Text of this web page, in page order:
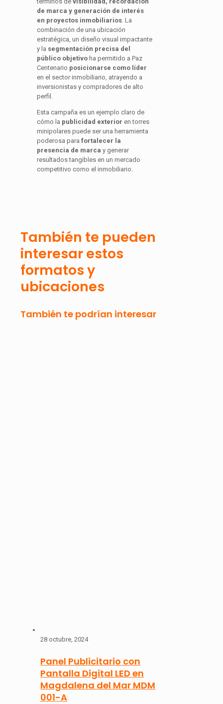
de marca y generación de interés
en proyectos inmobiliarios . La
combinación de una ubicación
estratégica, un diseño visual impactante
y la segmentación precisa del
público objetivo ha permitido a Paz
Centenario posicionarse como líder
en el sector inmobiliario, atrayendo a
inversionistas y compradores de alto
perfil.
Esta campaña es un ejemplo claro de
cómo la publicidad exterior en torres
minipolares puede ser una herramienta
poderosa para fortalecer la
presencia de marca y generar
resultados tangibles en un mercado
competitivo como el inmobiliario.
También te pueden
interesar estos
formatos y
ubicaciones
También te podrían interesar
28 octubre, 2024
Panel Publicitario con
Pantalla Digital LED en
Magdalena del Mar MDM
001-A